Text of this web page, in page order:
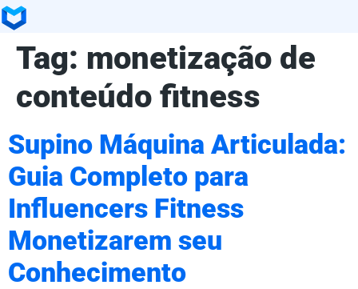
Tag: monetização de
conteúdo fitness
Supino Máquina Articulada:
Guia Completo para
Influencers Fitness
Monetizarem seu
Conhecimento